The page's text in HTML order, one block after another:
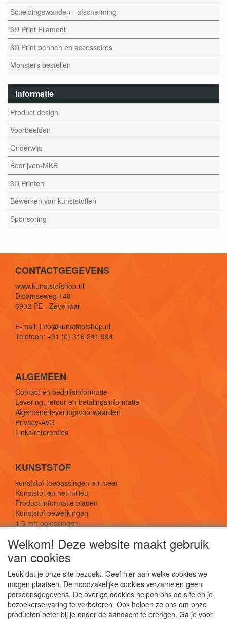
Scheidingswanden - afscherming
3D Print Filament
3D Print pennen en accessoires
Monsters bestellen
informatie
Product design
Voorbeelden
Onderwijs
Bedrijven-MKB
3D Printen
Bewerken van kunststoffen
Sponsoring
CONTACTGEGEVENS
www.kunststofshop.nl
Didamseweg 148
6902 PE - Zevenaar
E-mail: info@kunststofshop.nl
Telefoon: +31 (0) 316 241 994
ALGEMEEN
Contact en bedrijfsinformatie
Levering, retour en betalingsinformatie
Algemene leveringsvoorwaarden
Privacy-AVG
Links/referenties
KUNSTSTOF
kunststof toepassingen en meer
Kunststof en het milieu
Product informatie bladen
Kunststof bewerkingen
1,5 mtr oplossingen
SOCIALE MEDIA
Welkom! Deze website maakt gebruik
van cookies
Leuk dat je onze site bezoekt. Geef hier aan welke cookies we
mogen plaatsen. De noodzakelijke cookies verzamelen geen
persoonsgegevens. De overige cookies helpen ons de site en je
bezoekerservaring te verbeteren. Ook helpen ze ons om onze
producten beter bij je onder de aandacht te brengen. Ga je voor